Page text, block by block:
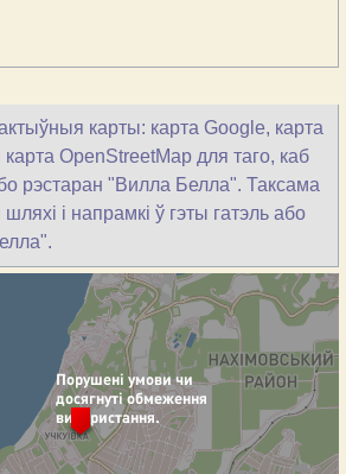
карты: карта Google, карта
OpenStreetMap для таго, каб
рэстаран "Вилла Белла". Таксама
і напрамкі ў гэты гатэль або